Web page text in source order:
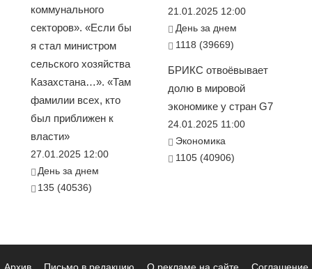
коммунального
секторов». «Если бы
я стал министром
сельского хозяйства
Казахстана…». «Там
фамилии всех, кто
был приближен к
власти»
27.01.2025 12:00
День за днем
135 (40536)
21.01.2025 12:00
День за днем
1118 (39669)
БРИКС отвоёвывает
долю в мировой
экономике у стран G7
24.01.2025 11:00
Экономика
1105 (40906)
Архив Письмо в редакцию О рекламе на сайте Соглашение